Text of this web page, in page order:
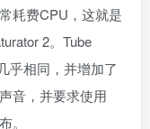
耗费CPU，这就是
2。Tube
乎相同，并增加了
音，并要求使用
。